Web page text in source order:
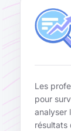
Les
pour
analyser
résultats